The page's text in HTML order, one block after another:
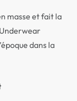
masse et fait la
dans la